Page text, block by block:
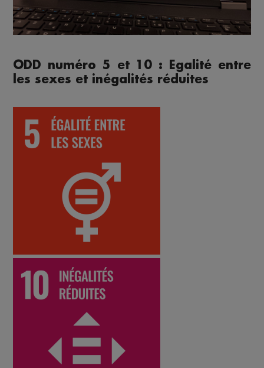
ODD numéro 5 et 10 : Egalité entre
les sexes et inégalités réduites